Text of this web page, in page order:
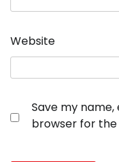
Website
Save my
browser for